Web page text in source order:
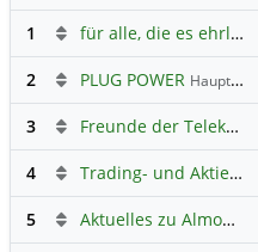
1
für alle, die es ehrlich meinen beim Traden.
2 PLUG POWER Hauptdiskussion
3 Freunde der Telekom
4 Trading- und Aktien-Chat
5 Aktuelles zu Almonty Industries